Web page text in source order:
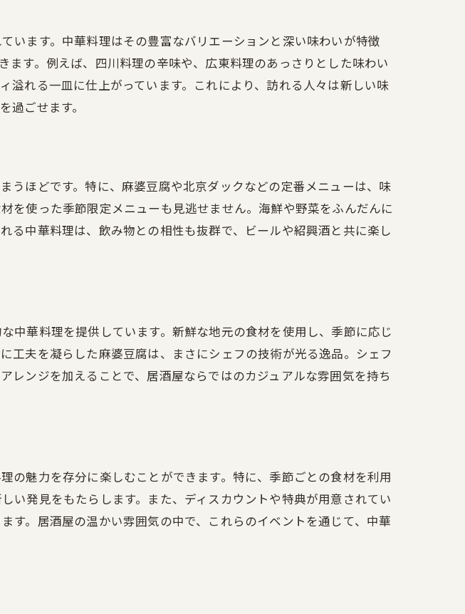
け
グ
ドリンク
門町の居酒屋で楽しむ中華料理
います。中華料理はその豊富なバリエーションと深い味わいが特徴
す。例えば、四川料理の辛味や、広東料理のあっさりとした味わい
れる一皿に仕上がっています。これにより、訪れる人々は新しい味
ごせます。
うほどです。特に、麻婆豆腐や北京ダックなどの定番メニューは、味
を使った季節限定メニューも見逃せません。海鮮や野菜をふんだんに
る中華料理は、飲み物との相性も抜群で、ビールや紹興酒と共に楽し
中華料理を提供しています。新鮮な地元の食材を使用し、季節に応じ
工夫を凝らした麻婆豆腐は、まさにシェフの技術が光る逸品。シェフ
レンジを加えることで、居酒屋ならではのカジュアルな雰囲気を持ち
の魅力を存分に楽しむことができます。特に、季節ごとの食材を利用
い発見をもたらします。また、ディスカウントや特典が用意されてい
す。居酒屋の温かい雰囲気の中で、これらのイベントを通じて、中華